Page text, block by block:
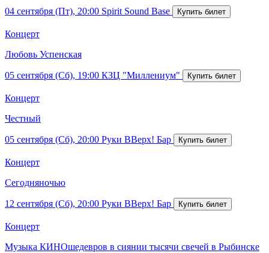
04 сентября (Пт), 20:00 Spirit Sound Base
Концерт
Любовь Успенская
05 сентября (Сб), 19:00 КЗЦ "Миллениум"
Концерт
Честный
05 сентября (Сб), 20:00 Руки ВВерх! Бар
Концерт
Сегодняночью
12 сентября (Сб), 20:00 Руки ВВерх! Бар
Концерт
Музыка КИНОшедевров в сиянии тысячи свечей в Рыбинске